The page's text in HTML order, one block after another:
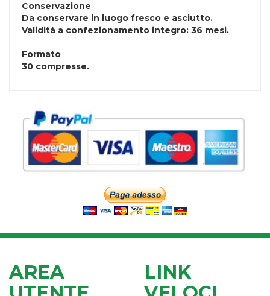
Conservazione
Da conservare in luogo fresco e asciutto.
Validità a confezionamento integro: 36 mesi.
Formato
30 compresse.
AREA
LINK